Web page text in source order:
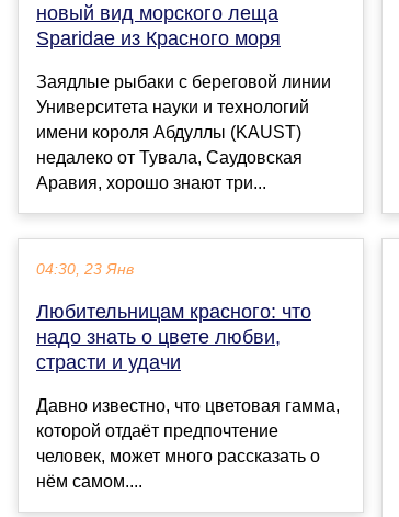
новый вид морского леща
Sparidae из Красного моря
Заядлые рыбаки с береговой линии
Университета науки и технологий
имени короля Абдуллы (KAUST)
недалеко от Тувала, Саудовская
Аравия, хорошо знают три...
04:30, 23 Янв
Любительницам красного: что
надо знать о цвете любви,
страсти и удачи
Давно известно, что цветовая гамма,
которой отдаёт предпочтение
человек, может много рассказать о
нём самом....